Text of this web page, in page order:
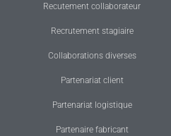
Recutement collaborateur
Recrutement stagiaire
Collaborations diverses
Partenariat client
Partenariat logistique
Partenaire fabricant